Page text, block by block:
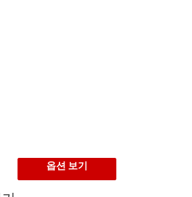
옵션 보기